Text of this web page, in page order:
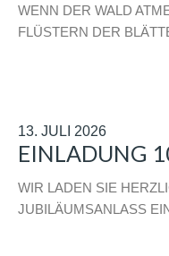
WENN DER WALD
FLÜSTERN DER
13. JULI 2026
EINLADUNG
WIR LADEN SIE
JUBILÄUMSANLASS